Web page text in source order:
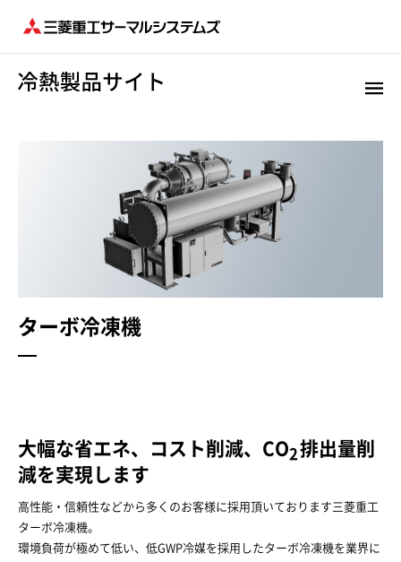
ターボ冷凍機
大幅な省エネ、コスト削減、CO2排出量削
減を実現します
高性能・信頼性などから多くのお客様に採用頂いております三菱重工
ターボ冷凍機。
環境負荷が極めて低い、低GWP冷媒を採用したターボ冷凍機を業界に